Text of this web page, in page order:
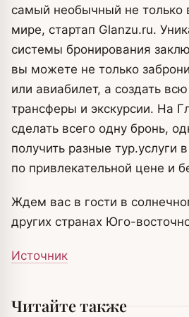
самый необычный не только
мире, стартап Glanzu.ru.
системы бронирования
вы можете не только
или авиабилет, а создать
трансферы и экскурсии. На
сделать всего одну бронь,
получить разные тур.услуги
по привлекательной цене и
Ждем вас в гости в
других странах Юго-
Источник
Читайте также